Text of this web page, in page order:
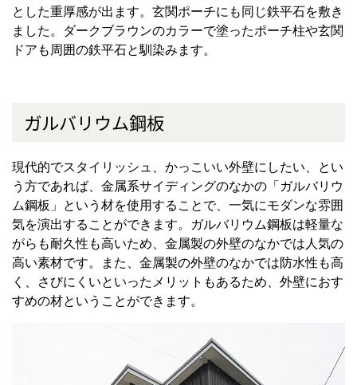
とした重厚感が出ます。玄関ポーチにも同じ鉄平石を敷き
ました。ダークブラウンのカラーで塗ったポーチ柱や玄関
ドアも周囲の鉄平石と馴染みます。
ガルバリウム鋼板
現代的でスタイリッシュ、かっこいい外壁にしたい、とい
う方であれば、金属系サイディングのなかの「ガルバリウ
ム鋼板」という材を使用することで、一気にモダンな雰囲
気を演出することができます。ガルバリウム鋼板は軽量な
がらも耐久性も高いため、金属製の外壁のなかでは人気の
高い素材です。また、金属製の外壁のなかでは防水性も高
く、さびにくいといったメリットもあるため、外壁におす
すめの材ということができます。